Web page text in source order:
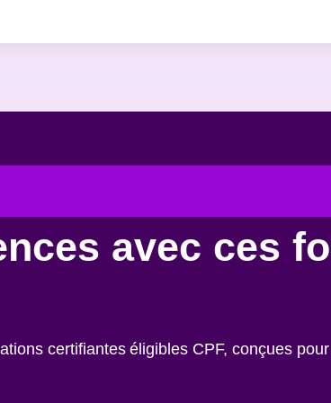
avec ces
certifiantes éligibles CPF, conçues